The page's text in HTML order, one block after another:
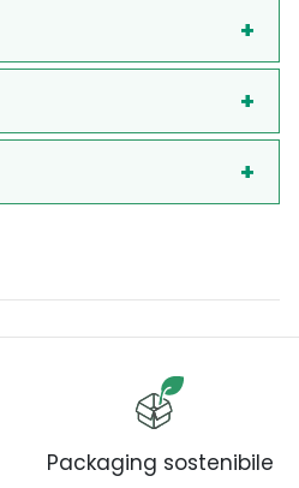
Packaging sostenibile